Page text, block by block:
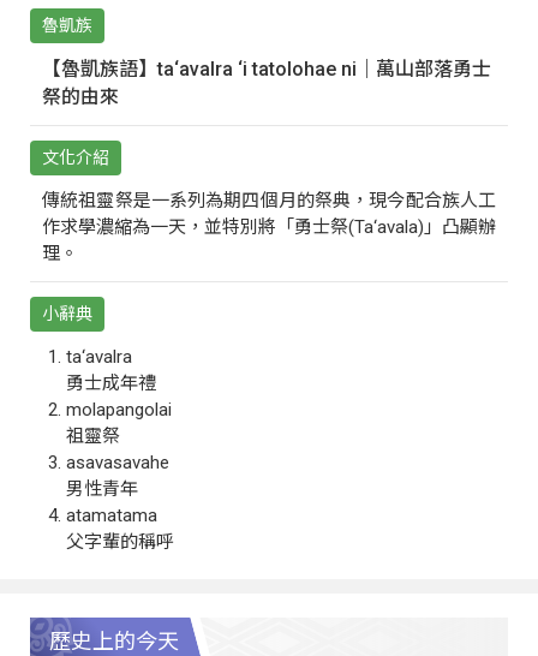
魯凱族
【魯凱族語】ta‘avalra ‘i tatolohae ni｜萬山部落勇士
祭的由來
文化介紹
傳統祖靈祭是一系列為期四個月的祭典，現今配合族人工
作求學濃縮為一天，並特別將「勇士祭(Ta‘avala)」凸顯辦
理。
小辭典
ta‘avalra
勇士成年禮
molapangolai
祖靈祭
asavasavahe
男性青年
atamatama
父字輩的稱呼
歷史上的今天